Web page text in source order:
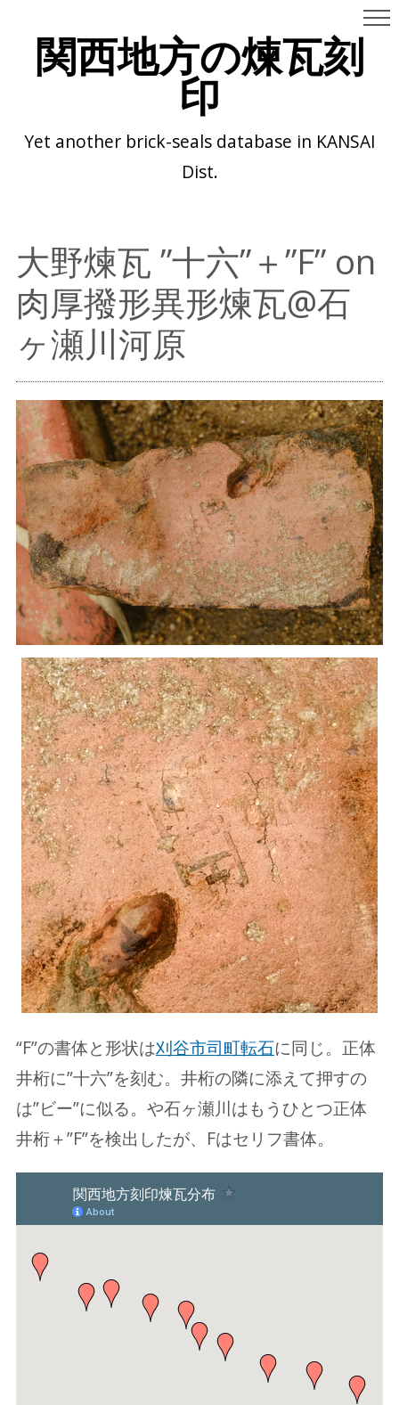
関西地方の煉瓦刻
印
Yet another brick-seals database in KANSAI
Dist.
大野煉瓦 ”十六”＋”F” on
肉厚撥形異形煉瓦@石
ヶ瀬川河原
“F”の書体と形状は刈谷市司町転石に同じ。正体
井桁に”十六”を刻む。井桁の隣に添えて押すの
は”ビー”に似る。や石ヶ瀬川はもうひとつ正体
井桁＋”F”を検出したが、Fはセリフ書体。